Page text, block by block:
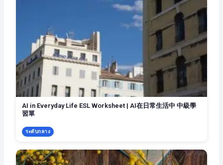
AI in Everyday Life ESL Worksheet | AI在日常生活中 中級學
習單
ระดับกลาง